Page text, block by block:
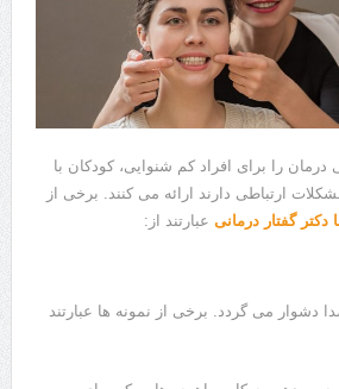
را برای افراد کم شنوایی، کودکان با
ارتباطی دارند ارائه می کنند. برخی از
دکتر گفتار درمانیعبارتند از:
دشوار می گردد. برخی از نمونه ها عبارتند